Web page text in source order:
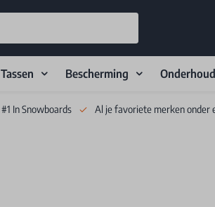
Tassen Bescherming Onderhoud
#1 In Snowboards Al je favoriete merken onder